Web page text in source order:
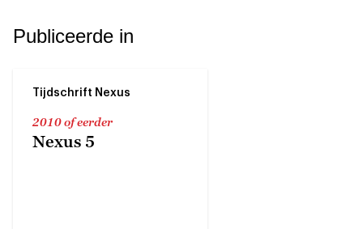
Publiceerde in
Tijdschrift Nexus
2010 of eerder
Nexus 5